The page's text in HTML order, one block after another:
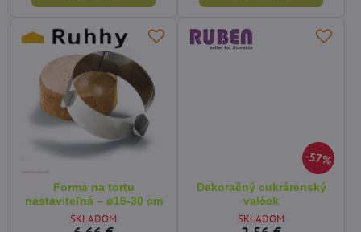
Forma na tortu
nastaviteľná – ø16-30 cm
SKLADOM
57%
Dekoračný cukrárenský
valček
SKLADOM